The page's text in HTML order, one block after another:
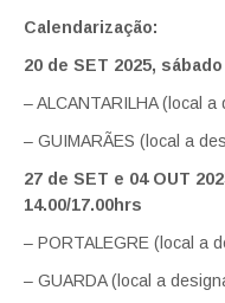
Calendarização:
20 de SET 2025,
– ALCANTARILHA (local a
– GUIMARÃES (local a
27 de SET e 04 OUT
14.00/17.00hrs
– PORTALEGRE (local a
– GUARDA (local a